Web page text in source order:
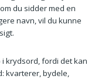
du sidder med en
navn, vil du kunne
krydsord, fordi det kan
kvarterer, bydele,